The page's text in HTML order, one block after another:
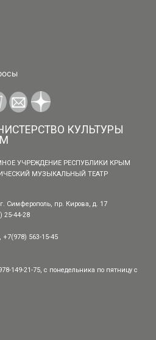
КУЛЬТУРЫ
УЧРЕЖДЕНИЕ РЕСПУБЛИКИ КРЫМ
МУЗЫКАЛЬНЫЙ ТЕАТР
Симферополь, пр. Кирова, д. 17
25-44-28
+7(978) 563-15-45
149-21-75, с понедельника по пятницу с